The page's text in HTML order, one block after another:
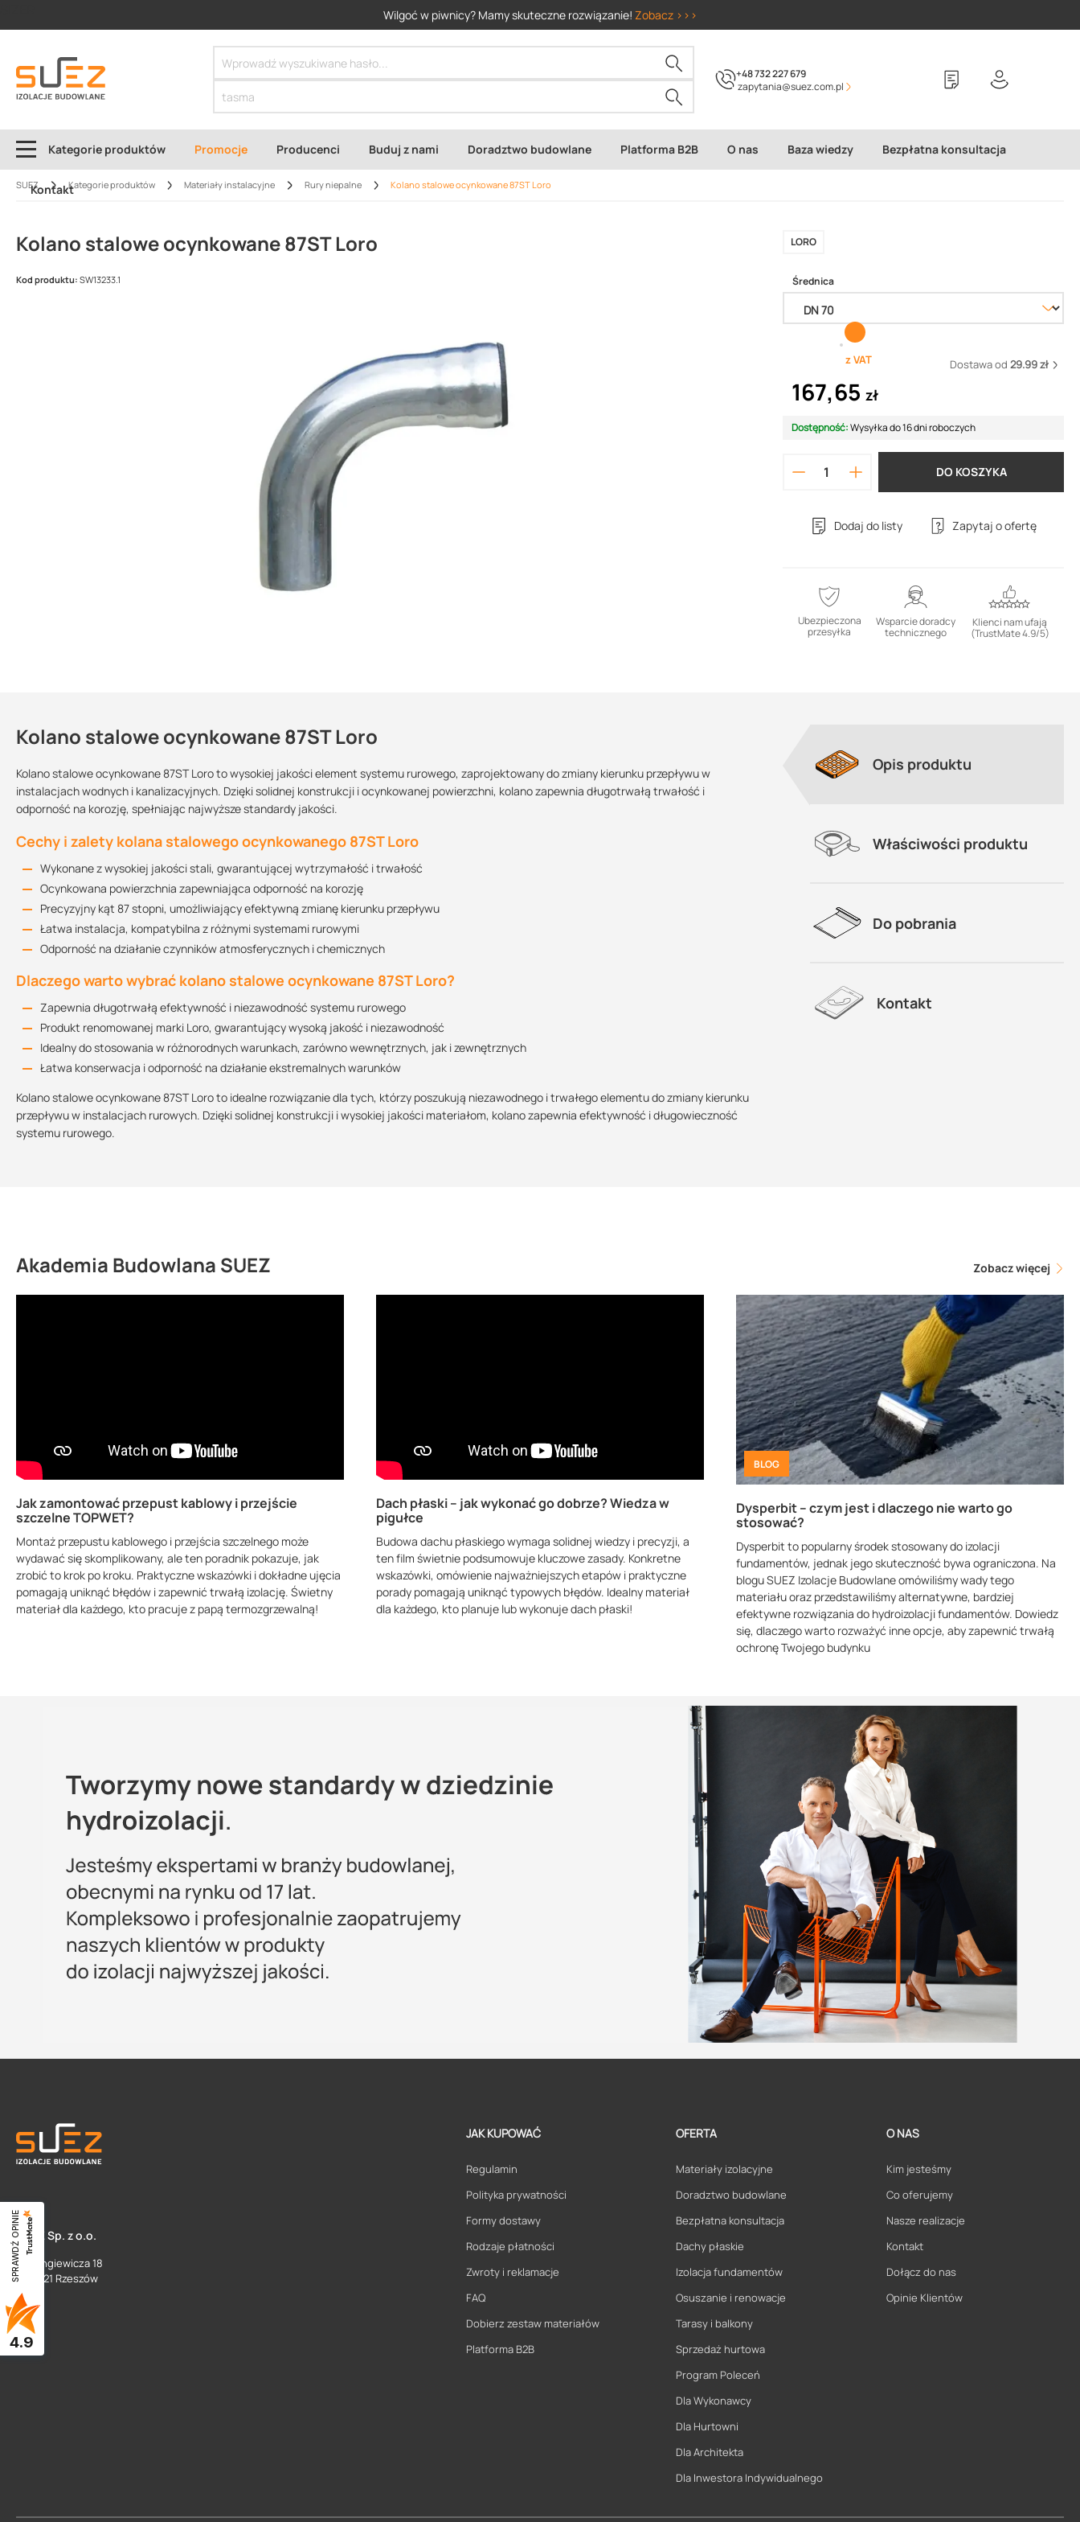
Wilgoć w piwnicy? Mamy skuteczne rozwiązanie! Zobacz >>>
+48 732 227 679
zapytania@suez.com.pl
Kategorie produktów Promocje Producenci Buduj z nami Doradztwo budowlane Platforma B2B O nas Baza wiedzy Bezpłatna konsultacja
Kontakt
SUEZ Kategorie produktów Materiały instalacyjne Rury niepalne Kolano stalowe ocynkowane 87ST Loro
Kolano stalowe ocynkowane 87ST Loro LORO
Kod produktu: SW13233.1 Średnica
z VAT Dostawa od 29.99 zł
167,65 zł
Dostępność:Wysyłka do 16 dni roboczych
DO KOSZYKA
Dodaj do listy Zapytaj o ofertę
Ubezpieczona
przesyłka
Wsparcie doradcy
technicznego
Klienci nam ufają
(TrustMate 4.9/5)
Kolano stalowe ocynkowane 87ST Loro
Kolano stalowe ocynkowane 87ST Loro to wysokiej jakości element systemu rurowego, zaprojektowany do zmiany kierunku przepływu w
instalacjach wodnych i kanalizacyjnych. Dzięki solidnej konstrukcji i ocynkowanej powierzchni, kolano zapewnia długotrwałą trwałość i
odporność na korozję, spełniając najwyższe standardy jakości.
Cechy i zalety kolana stalowego ocynkowanego 87ST Loro
Wykonane z wysokiej jakości stali, gwarantującej wytrzymałość i trwałość
Ocynkowana powierzchnia zapewniająca odporność na korozję
Precyzyjny kąt 87 stopni, umożliwiający efektywną zmianę kierunku przepływu
Łatwa instalacja, kompatybilna z różnymi systemami rurowymi
Odporność na działanie czynników atmosferycznych i chemicznych
Dlaczego warto wybrać kolano stalowe ocynkowane 87ST Loro?
Zapewnia długotrwałą efektywność i niezawodność systemu rurowego
Produkt renomowanej marki Loro, gwarantujący wysoką jakość i niezawodność
Idealny do stosowania w różnorodnych warunkach, zarówno wewnętrznych, jak i zewnętrznych
Łatwa konserwacja i odporność na działanie ekstremalnych warunków
Kolano stalowe ocynkowane 87ST Loro to idealne rozwiązanie dla tych, którzy poszukują niezawodnego i trwałego elementu do zmiany kierunku
przepływu w instalacjach rurowych. Dzięki solidnej konstrukcji i wysokiej jakości materiałom, kolano zapewnia efektywność i długowieczność
systemu rurowego.
Podlega zwrotowi?:
tak
Instrukcja Montażu
Kontakt
Maszy pytania lub wątpliwości?
Dominik Działo
Opis produktu
Właściwości produktu
Do pobrania
Kontakt
Akademia Budowlana SUEZ Zobacz więcej
Jak zamontować przepust kablowy i przejście
szczelne TOPWET?
Montaż przepustu kablowego i przejścia szczelnego może
wydawać się skomplikowany, ale ten poradnik pokazuje, jak
zrobić to krok po kroku. Praktyczne wskazówki i dokładne ujęcia
pomagają uniknąć błędów i zapewnić trwałą izolację. Świetny
materiał dla każdego, kto pracuje z papą termozgrzewalną!
Dach płaski – jak wykonać go dobrze? Wiedza w
pigułce
Budowa dachu płaskiego wymaga solidnej wiedzy i precyzji, a
ten film świetnie podsumowuje kluczowe zasady. Konkretne
wskazówki, omówienie najważniejszych etapów i praktyczne
porady pomagają uniknąć typowych błędów. Idealny materiał
dla każdego, kto planuje lub wykonuje dach płaski!
BLOG
Dysperbit – czym jest i dlaczego nie warto go
stosować?
Dysperbit to popularny środek stosowany do izolacji
fundamentów, jednak jego skuteczność bywa ograniczona. Na
blogu SUEZ Izolacje Budowlane omówiliśmy wady tego
materiału oraz przedstawiliśmy alternatywne, bardziej
efektywne rozwiązania do hydroizolacji fundamentów. Dowiedz
się, dlaczego warto rozważyć inne opcje, aby zapewnić trwałą
ochronę Twojego budynku
SUEZ Sp. z o.o.
ul. Langiewicza 18
35 - 021 Rzeszów
JAK KUPOWAĆ
Regulamin
Polityka prywatności
Formy dostawy
Rodzaje płatności
Zwroty i reklamacje
FAQ
Dobierz zestaw materiałów
Platforma B2B
OFERTA
Materiały izolacyjne
Doradztwo budowlane
Bezpłatna konsultacja
Dachy płaskie
Izolacja fundamentów
Osuszanie i renowacje
Tarasy i balkony
Sprzedaż hurtowa
Program Poleceń
Dla Wykonawcy
Dla Hurtowni
Dla Architekta
Dla Inwestora Indywidualnego
O NAS
Kim jesteśmy
Co oferujemy
Nasze realizacje
Kontakt
Dołącz do nas
Opinie Klientów
SPRAWDŹ OPINIE
4.9